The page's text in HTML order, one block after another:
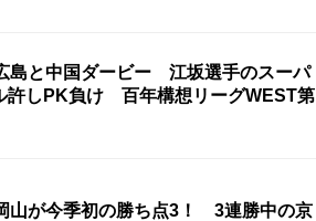
と中国ダービー 江坂選手のスーパ
許しPK負け 百年構想リーグWEST第
山が今季初の勝ち点3！ 3連勝中の京